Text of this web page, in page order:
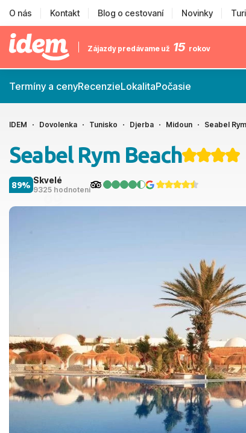
O nás Kontakt Blog o cestovaní Novinky
Zájazdy predávame už 15 rokov
Termíny a cenyRecenzieLokalitaPočasie
IDEM Dovolenka Tunisko Djerba Midoun Seabel
Seabel Rym Beach
Skvelé
9325 hodnotení
89%